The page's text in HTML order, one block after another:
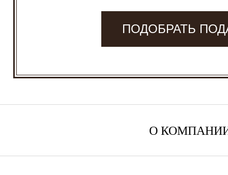
ПОДОБРАТЬ
О